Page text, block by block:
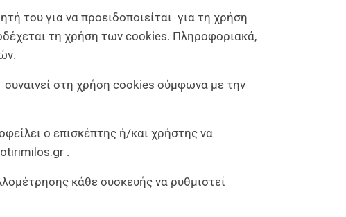
του για να προειδοποιείται για τη χρήση
τη χρήση των cookies. Πληροφοριακά,
στη χρήση cookies σύμφωνα με την
ο επισκέπτης ή/και χρήστης να
.
κάθε συσκευής να ρυθμιστεί